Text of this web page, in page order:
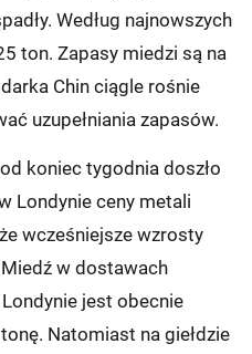
Według najnowszych
ton. Zapasy miedzi są na
Chin ciągle rośnie
uzupełniania zapasów.
koniec tygodnia doszło
Londynie ceny metali
wcześniejsze wzrosty
w dostawach
jest obecnie
Natomiast na giełdzie